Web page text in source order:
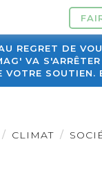
REGRET DE
VA
VOTRE SOUTIEN.
CLIMAT